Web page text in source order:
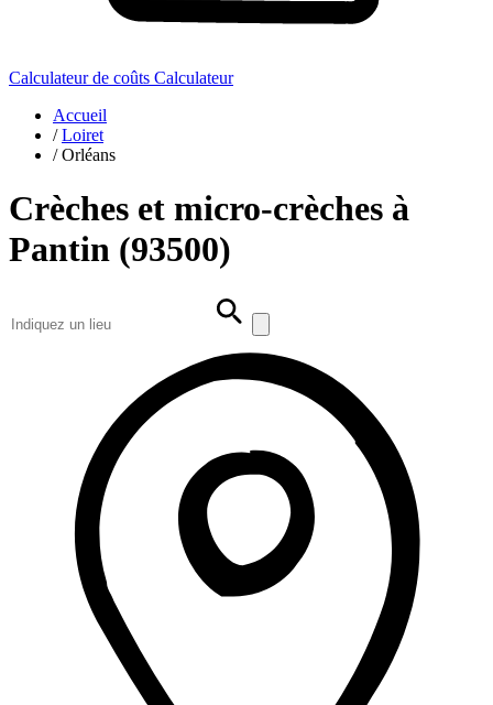
Calculateur de coûts Calculateur
Accueil
/ Loiret
/ Orléans
Crèches et micro-crèches à
Pantin (93500)